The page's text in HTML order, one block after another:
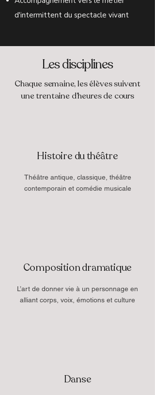
d'intermittent du spectacle vivant
Les disciplines
Chaque semaine, les élèves suivent
une trentaine d’heures de cours
Histoire du théâtre
Théâtre antique, classique, théâtre
contemporain et comédie musicale
Composition dramatique
L’art de donner vie à un personnage en
alliant corps, voix, émotions et culture
Danse